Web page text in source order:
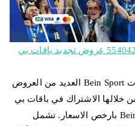
عروض بي ان سبورت الكويت 55404241 عروض تجديد باقات بي
توفر مجموعة قنوات بي ان سبورت Bein Sport العديد من العروض
خلالها الاشتراك في باقات بي
ان, أو تجديد الاشتراك في باقات Bein بارخص الاسعار. تشمل